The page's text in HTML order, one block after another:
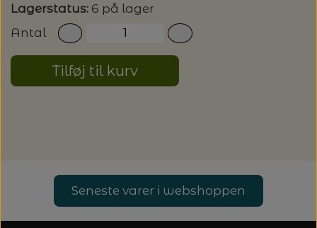
Lagerstatus: 6 på lager
Antal
Tilføj til kurv
Seneste varer i webshoppen